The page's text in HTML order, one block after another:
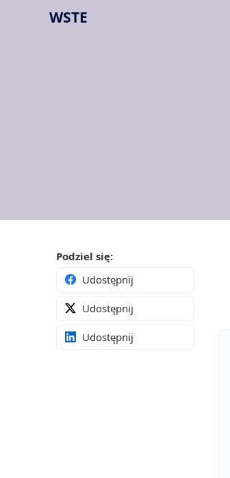
WSTE
Podziel się:
Udostępnij
Udostępnij
Udostępnij